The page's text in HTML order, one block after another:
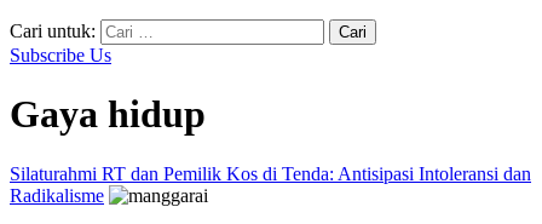
Cari untuk:
Subscribe Us
Gaya hidup
Silaturahmi RT dan Pemilik Kos di Tenda: Antisipasi Intoleransi dan
Radikalisme